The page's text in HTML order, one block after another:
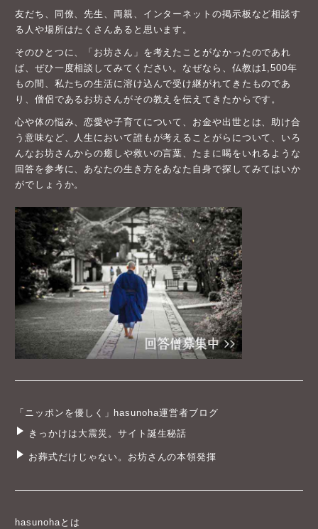
友だち、同僚、先生、両親、インターネットの掲示板など相談す
る人や場所はたくさんあると思います。
そのひとつに、「お坊さん」を考えたことがなかったのであれ
ば、ぜひ一度相談してみてください。なぜなら、仏教は1,500年
もの間、私たちの生活に溶け込んで受け継がれてきたものであ
り、僧侶であるお坊さんがその教えを伝えてきたからです。
心や体の悩み、恋愛や子育てについて、お金や出世とは、助け合
う意味など、人生において誰もが考えることがらについて、いろ
んなお坊さんからの癒しや救いの言葉、たまに喝をいれるような
回答を参考に、あなたの生き方をあなた自身で探してみてはいか
がでしょうか。
「ニッポンを優しく」hasunoha運営者ブログ
きっかけは大震災。サイト誕生秘話
お葬式だけじゃない。お坊さんの本領発揮
hasunohaとは